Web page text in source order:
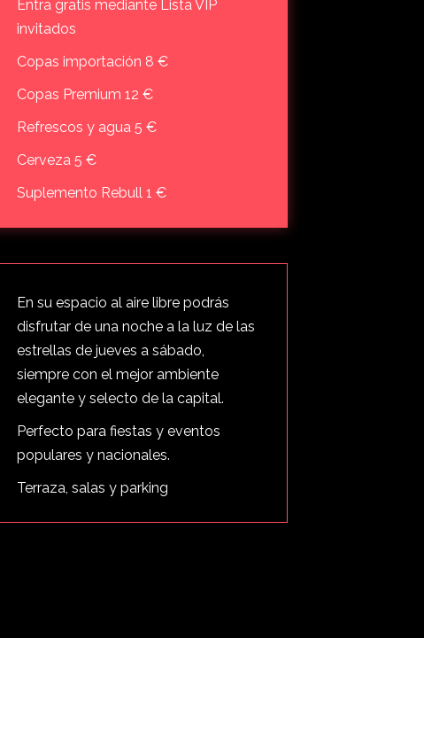
Entra gratis mediante Lista VIP
invitados
Copas importación 8 €
Copas Premium 12 €
Refrescos y agua 5 €
Cerveza 5 €
Suplemento Rebull 1 €
En su espacio al aire libre podrás
disfrutar de una noche a la luz de las
estrellas de jueves a sábado,
siempre con el mejor ambiente
elegante y selecto de la capital.
Perfecto para fiestas y eventos
populares y nacionales.
Terraza, salas y parking